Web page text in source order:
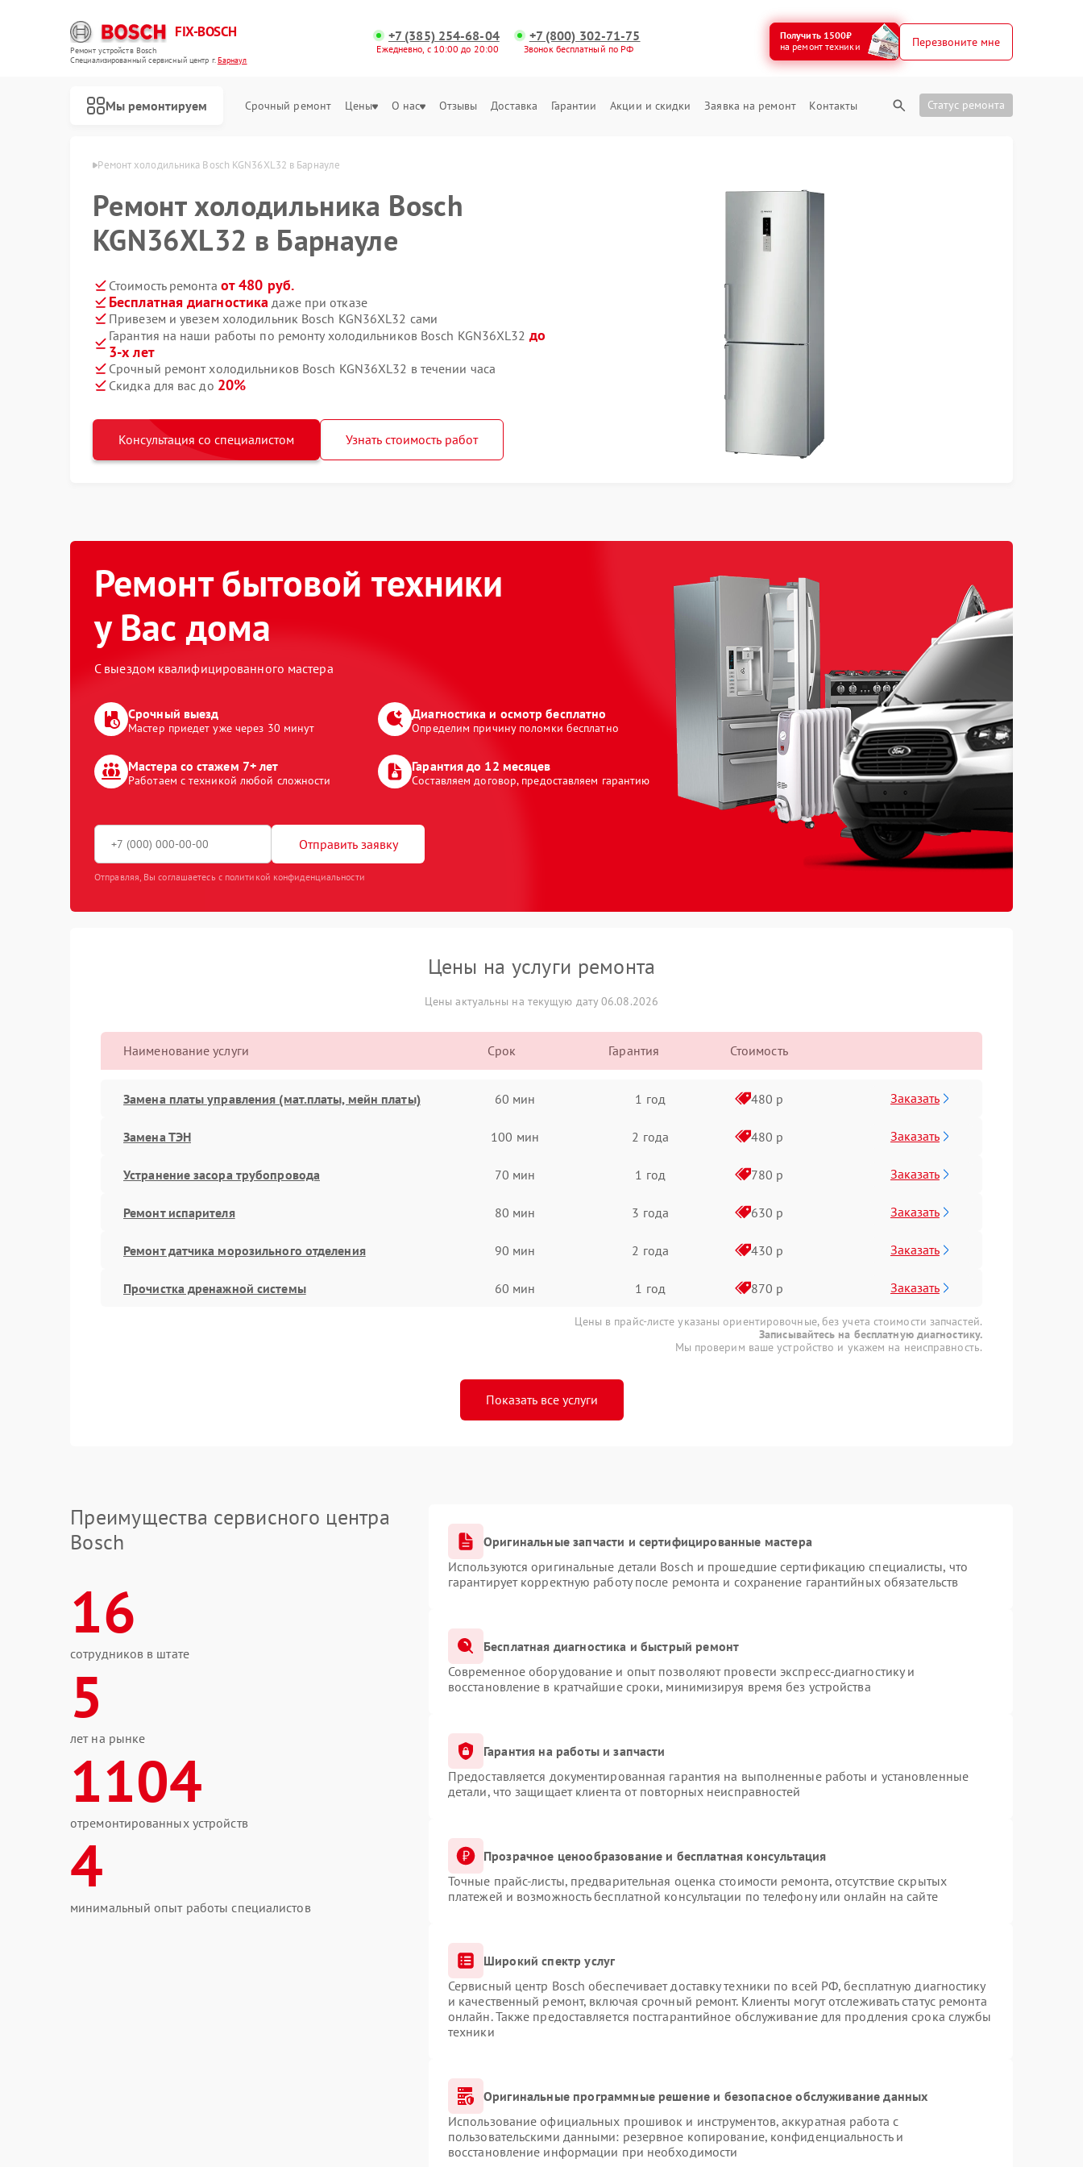
FIX-BOSCH
Ремонт устройств Bosch
Специализированный cервисный центр г.Барнаул
+7 (385) 254-68-04
Ежедневно, с 10:00 до 20:00
+7 (800) 302-71-75
Звонок бесплатный по РФ
Получить 1500₽
на ремонт техники
Перезвоните мне
Мы ремонтируем Срочный ремонт Цены О нас Отзывы Доставка Гарантии Акции и скидки Заявка на ремонт Контакты Статус ремонта
Bosch в Барнауле Ремонт холодильника Bosch KGN36XL32 в Барнауле
Ремонт холодильника Bosch
KGN36XL32 в Барнауле
Стоимость ремонта от 480 руб.
Бесплатная диагностика даже при отказе
Привезем и увезем холодильник Bosch KGN36XL32 сами
Гарантия на наши работы по ремонту холодильников Bosch KGN36XL32 до
3-х лет
Срочный ремонт холодильников Bosch KGN36XL32 в течении часа
Скидка для вас до 20%
Консультация со специалистом Узнать стоимость работ
Ремонт бытовой техники
у Вас дома
С выездом квалифицированного мастера
Срочный выезд
Мастер приедет уже через 30 минут
Диагностика и осмотр бесплатно
Определим причину поломки бесплатно
Мастера со стажем 7+ лет
Работаем с техникой любой сложности
Гарантия до 12 месяцев
Составляем договор, предоставляем гарантию
Отправить заявку
Отправляя, Вы соглашаетесь с политикой конфиденциальности
Цены на услуги ремонта
Цены актуальны на текущую дату 06.08.2026
Наименование услуги Срок Гарантия Стоимость
Замена платы управления (мат.платы, мейн платы) 60 мин 1 год 480 р Заказать
Замена ТЭН 100 мин 2 года 480 р Заказать
Устранение засора трубопровода 70 мин 1 год 780 р Заказать
Ремонт испарителя 80 мин 3 года 630 р Заказать
Ремонт датчика морозильного отделения 90 мин 2 года 430 р Заказать
Прочистка дренажной системы 60 мин 1 год 870 р Заказать
Цены в прайс-листе указаны ориентировочные, без учета стоимости запчастей.
Записывайтесь на бесплатную диагностику.
Мы проверим ваше устройство и укажем на неисправность.
Показать все услуги
Преимущества сервисного центра
Bosch
16
сотрудников в штате
5
лет на рынке
1104
отремонтированных устройств
4
минимальный опыт работы специалистов
Оригинальные запчасти и сертифицированные мастера
Используются оригинальные детали Bosch и прошедшие сертификацию специалисты, что
гарантирует корректную работу после ремонта и сохранение гарантийных обязательств
Бесплатная диагностика и быстрый ремонт
Современное оборудование и опыт позволяют провести экспресс-диагностику и
восстановление в кратчайшие сроки, минимизируя время без устройства
Гарантия на работы и запчасти
Предоставляется документированная гарантия на выполненные работы и установленные
детали, что защищает клиента от повторных неисправностей
Прозрачное ценообразование и бесплатная консультация
Точные прайс-листы, предварительная оценка стоимости ремонта, отсутствие скрытых
платежей и возможность бесплатной консультации по телефону или онлайн на сайте
Широкий спектр услуг
Сервисный центр Bosch обеспечивает доставку техники по всей РФ, бесплатную диагностику
и качественный ремонт, включая срочный ремонт. Клиенты могут отслеживать статус ремонта
онлайн. Также предоставляется постгарантийное обслуживание для продления срока службы
техники
Оригинальные программные решение и безопасное обслуживание данных
Использование официальных прошивок и инструментов, аккуратная работа с
пользовательскими данными: резервное копирование, конфиденциальность и
восстановление информации при необходимости